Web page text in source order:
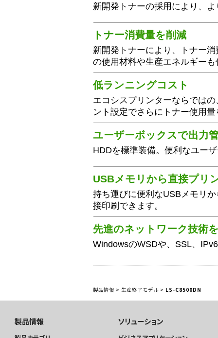
新開発トナーの採用により、
トナー消費量を削減
新開発トナーにより、トナー
の使用材料や生産エネルギーも
低ランニングコスト
エコシスプリンターならでは
ント設定でさらにトナー使用
ユーザーボックスで出力
HDDを標準装備。便利なユー
USBメモリから直接プリ
持ち運びに便利なUSBメモリ
接印刷できます。
先進のネットワーク技術
WindowsのWSDや、SSL、
製品情報 > 生産終了モデル > LS-C8500DN
製品情報 ソリューション